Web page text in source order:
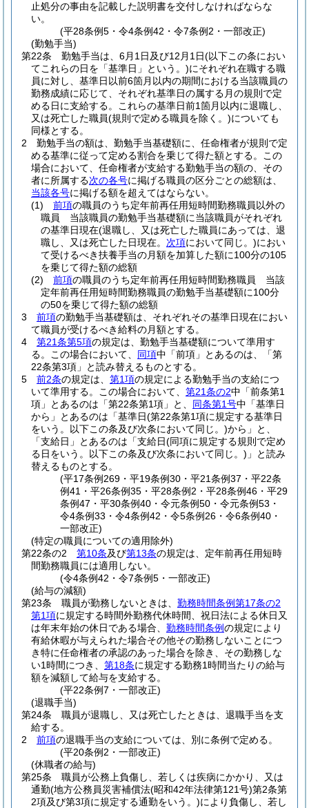
止処分の事由を記載した説明書を交付しなければならな
い。
(平28条例5・令4条例42・令7条例2・一部改正)
(勤勉手当)
第22条
勤勉手当は、6月1日及び12月1日(以下この条におい
てこれらの日を「基準日」という。)にそれぞれ在職する職
員に対し、基準日以前6箇月以内の期間における当該職員の
勤務成績に応じて、それぞれ基準日の属する月の規則で定
める日に支給する。
これらの基準日前1箇月以内に退職し、
又は死亡した職員(規則で定める職員を除く。)についても
同様とする。
2
勤勉手当の額は、勤勉手当基礎額に、任命権者が規則で定
める基準に従って定める割合を乗じて得た額とする。
この
場合において、任命権者が支給する勤勉手当の額の、その
者に所属する次の各号に掲げる職員の区分ごとの総額は、
当該各号に掲げる額を超えてはならない。
(1)
前項の職員のうち定年前再任用短時間勤務職員以外の
職員 当該職員の勤勉手当基礎額に当該職員がそれぞれ
の基準日現在(退職し、又は死亡した職員にあっては、退
職し、又は死亡した日現在。 次項において同じ。)におい
て受けるべき扶養手当の月額を加算した額に100分の105
を乗じて得た額の総額
(2)
前項の職員のうち定年前再任用短時間勤務職員 当該
定年前再任用短時間勤務職員の勤勉手当基礎額に100分
の50を乗じて得た額の総額
3
前項の勤勉手当基礎額は、それぞれその基準日現在におい
て職員が受けるべき給料の月額とする。
4
第21条第5項の規定は、勤勉手当基礎額について準用す
る。
この場合において、 同項中「前項」とあるのは、「第
22条第3項」と読み替えるものとする。
5
前2条の規定は、 第1項の規定による勤勉手当の支給につ
いて準用する。
この場合において、 第21条の2中「前条第1
項」とあるのは「第22条第1項」と、 同条第1号中「基準日
から」とあるのは「基準日(第22条第1項に規定する基準日
をいう。以下この条及び次条において同じ。)から」と、
「支給日」とあるのは「支給日(同項に規定する規則で定め
る日をいう。以下この条及び次条において同じ。) 」と読み
替えるものとする。
(平17条例269・平19条例30・平21条例37・平22条
例41・平26条例35・平28条例2・平28条例46・平29
条例47・平30条例40・令元条例50・令元条例53・
令4条例33・令4条例42・令5条例26・令6条例40・
一部改正)
(特定の職員についての適用除外)
第22条の2
第10条及び第13条の規定は、定年前再任用短時
間勤務職員には適用しない。
(令4条例42・令7条例5・一部改正)
(給与の減額)
第23条
職員が勤務しないときは、 勤務時間条例第17条の2
第1項に規定する時間外勤務代休時間、祝日法による休日又
は年末年始の休日である場合、 勤務時間条例の規定により
有給休暇が与えられた場合その他その勤務しないことにつ
き特に任命権者の承認のあった場合を除き、その勤務しな
い1時間につき、 第18条に規定する勤務1時間当たりの給与
額を減額して給与を支給する。
(平22条例7・一部改正)
(退職手当)
第24条
職員が退職し、又は死亡したときは、退職手当を支
給する。
2
前項の退職手当の支給については、別に条例で定める。
(平20条例2・一部改正)
(休職者の給与)
第25条
職員が公務上負傷し、若しくは疾病にかかり、又は
通勤(地方公務員災害補償法(昭和42年法律第121号)第2条第
2項及び第3項に規定する通勤をいう。)により負傷し、若し